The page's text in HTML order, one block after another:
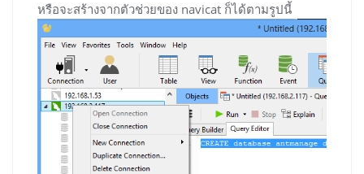
หรือจะสร้างจากตัวช่วยของ navicat ก็ได้ตามรูปนี้